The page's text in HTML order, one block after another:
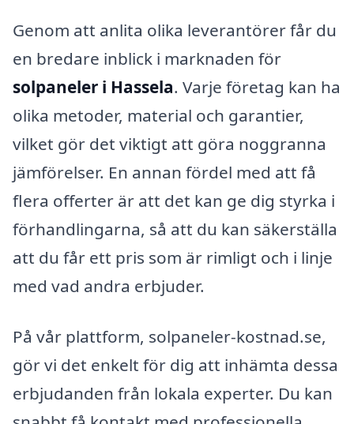
Genom att anlita olika leverantörer får du
en bredare inblick i marknaden för
solpaneler i Hassela. Varje företag kan ha
olika metoder, material och garantier,
vilket gör det viktigt att göra noggranna
jämförelser. En annan fördel med att få
flera offerter är att det kan ge dig styrka i
förhandlingarna, så att du kan säkerställa
att du får ett pris som är rimligt och i linje
med vad andra erbjuder.
På vår plattform, solpaneler-kostnad.se,
gör vi det enkelt för dig att inhämta dessa
erbjudanden från lokala experter. Du kan